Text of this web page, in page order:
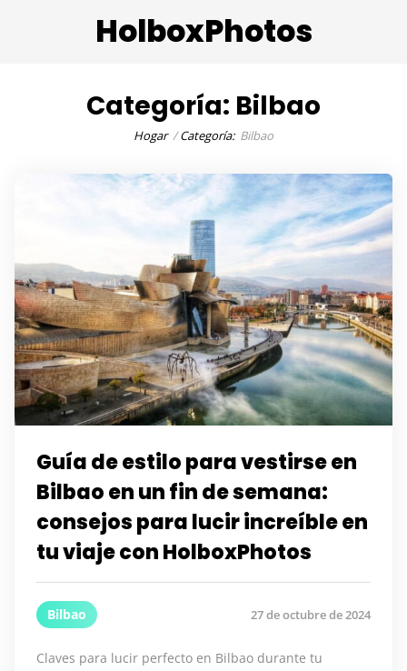
HolboxPhotos
Categoría: Bilbao
Hogar Categoría: Bilbao
Guía de estilo para vestirse en
Bilbao en un fin de semana:
consejos para lucir increíble en
tu viaje con HolboxPhotos
Bilbao 27 de octubre de 2024
Claves para lucir perfecto en Bilbao durante tu